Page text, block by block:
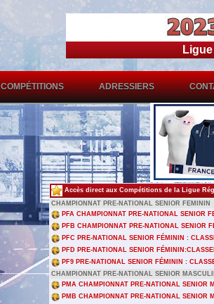
COMPÉTITIONS ADRESSIERS
Accès direct aux Compétitions de la Ligue
CHAMPIONNAT PRE-NATIONAL SENIOR FEMININ
PFA CHAMPIONNAT PRE-NATIONAL SENIOR
PFB CHAMPIONNAT PRE-NATIONAL SENIOR
PFC PRE-NATIONAL SENIOR FÉMININ :
PFD PRE-NATIONAL SENIOR
PF9 PRE-NATIONAL SENIOR FÉMININ :
CHAMPIONNAT PRE-NATIONAL SENIOR
PMA CHAMPIONNAT PRE-NATIONAL SENIOR
PMB CHAMPIONNAT PRE-NATIONAL SENIOR